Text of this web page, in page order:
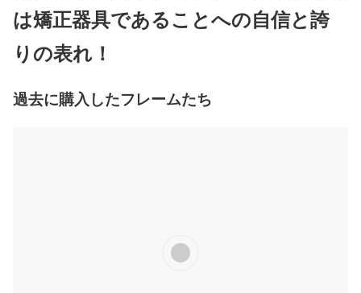
は矯正器具であることへの自信と誇
りの表れ！
過去に購入したフレームたち